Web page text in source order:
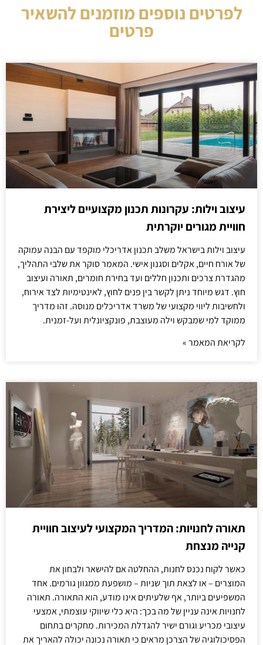
לפרטים נוספים מוזמנים להשאיר
פרטים
עיצוב וילות: עקרונות תכנון מקצועיים ליצירת
חוויית מגורים יוקרתית
עיצוב וילות בישראל משלב תכנון אדריכלי מוקפד עם הבנה עמוקה
של אורח חיים, אקלים וסגנון אישי. המאמר סוקר את שלבי התהליך,
מהגדרת צרכים ותכנון חללים ועד בחירת חומרים, תאורה ועיצוב
חוץ. דגש מיוחד ניתן לקשר בין פנים לחוץ, לאינטימיות לצד אירוח,
ולחשיבות ליווי מקצועי של משרד אדריכלים מנוסה. זהו מדריך
ממוקד למי שמבקש וילה מעוצבת, פונקציונלית ועל-זמנית.
לקריאת המאמר »
תאורה לחנויות: המדריך המקצועי לעיצוב חוויית
קנייה מנצחת
כאשר לקוח נכנס לחנות, ההחלטה אם להישאר ולבחון את
המוצרים – או לצאת תוך שניות – מושפעת ממגוון גורמים. אחד
המשפיעים ביותר, אף שלעיתים אינו מודע, הוא התאורה. תאורה
לחנויות אינה עניין של מה בכך: היא כלי שיווקי עוצמתי, אמצעי
עיצובי מכריע וגורם ישיר להגדלת המכירות. מחקרים בתחום
הפסיכולוגיה של הצרכן מראים כי תאורה נכונה יכולה להאריך את